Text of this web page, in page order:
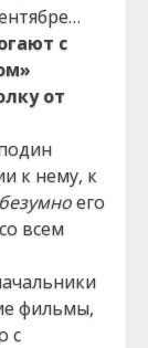
с
от
к нему, к
безумноего
всем
фильмы,
с